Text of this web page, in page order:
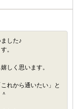
した♪
。
しく思います。
れから通いたい」と